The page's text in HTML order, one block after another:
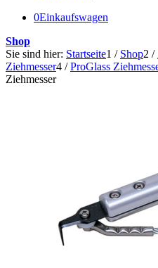
0Einkaufswagen
Shop
Sie sind hier: Startseite1 / Shop2 /
Ziehmesser4 / ProGlass
Ziehmesser